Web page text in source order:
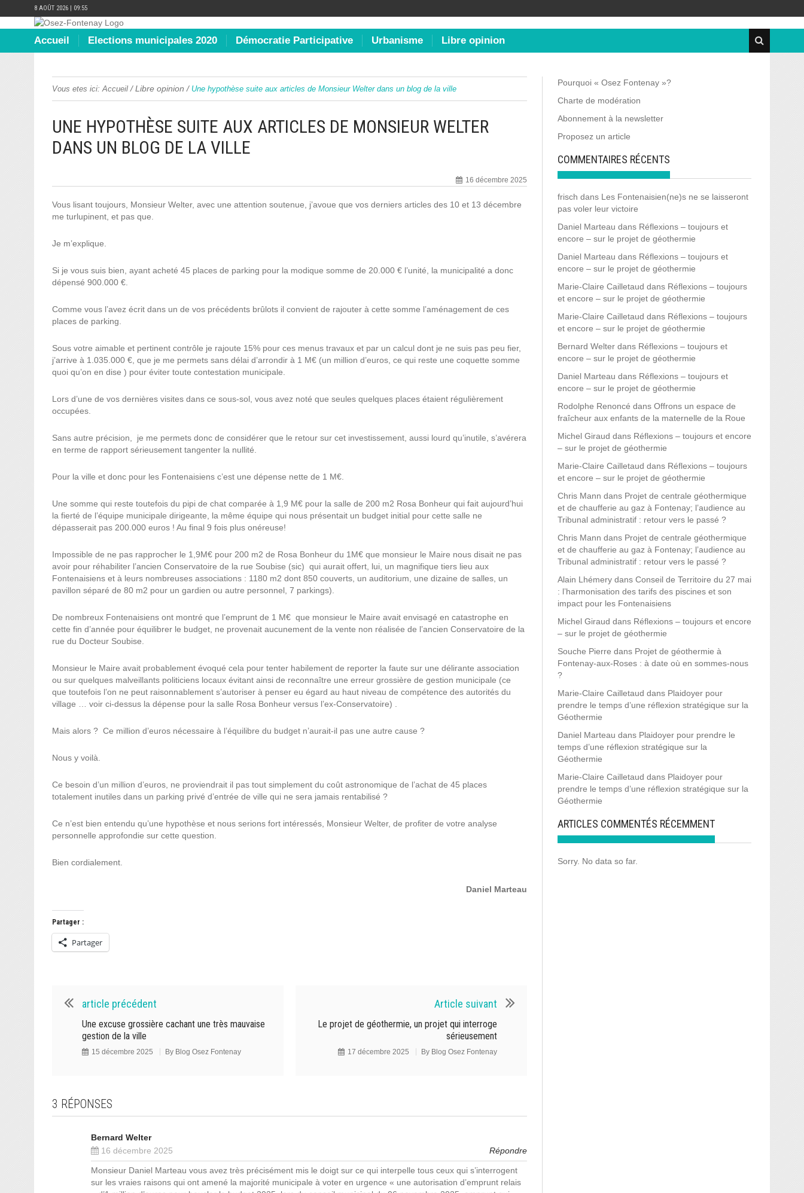
8 AOÛT 2026 | 09:55
Accueil Elections municipales 2020 Démocratie Participative Urbanisme Libre opinion
Vous etes ici: Accueil /Libre opinion / Une hypothèse suite aux articles de Monsieur Welter dans un blog de la ville
UNE HYPOTHÈSE SUITE AUX ARTICLES DE MONSIEUR WELTER
DANS UN BLOG DE LA VILLE
16 décembre 2025
Vous lisant toujours, Monsieur Welter, avec une attention soutenue, j’avoue que vos derniers articles des 10 et 13 décembre
me turlupinent, et pas que.
Je m’explique.
Si je vous suis bien, ayant acheté 45 places de parking pour la modique somme de 20.000 € l’unité, la municipalité a donc
dépensé 900.000 €.
Comme vous l’avez écrit dans un de vos précédents brûlots il convient de rajouter à cette somme l’aménagement de ces
places de parking.
Sous votre aimable et pertinent contrôle je rajoute 15% pour ces menus travaux et par un calcul dont je ne suis pas peu fier,
j’arrive à 1.035.000 €, que je me permets sans délai d’arrondir à 1 M€ (un million d’euros, ce qui reste une coquette somme
quoi qu’on en dise ) pour éviter toute contestation municipale.
Lors d’une de vos dernières visites dans ce sous-sol, vous avez noté que seules quelques places étaient régulièrement
occupées.
Sans autre précision, je me permets donc de considérer que le retour sur cet investissement, aussi lourd qu’inutile, s’avérera
en terme de rapport sérieusement tangenter la nullité.
Pour la ville et donc pour les Fontenaisiens c’est une dépense nette de 1 M€.
Une somme qui reste toutefois du pipi de chat comparée à 1,9 M€ pour la salle de 200 m2 Rosa Bonheur qui fait aujourd’hui
la fierté de l’équipe municipale dirigeante, la même équipe qui nous présentait un budget initial pour cette salle ne
dépasserait pas 200.000 euros ! Au final 9 fois plus onéreuse!
Impossible de ne pas rapprocher le 1,9M€ pour 200 m2 de Rosa Bonheur du 1M€ que monsieur le Maire nous disait ne pas
avoir pour réhabiliter l’ancien Conservatoire de la rue Soubise (sic) qui aurait offert, lui, un magnifique tiers lieu aux
Fontenaisiens et à leurs nombreuses associations : 1180 m2 dont 850 couverts, un auditorium, une dizaine de salles, un
pavillon séparé de 80 m2 pour un gardien ou autre personnel, 7 parkings).
De nombreux Fontenaisiens ont montré que l’emprunt de 1 M€ que monsieur le Maire avait envisagé en catastrophe en
cette fin d’année pour équilibrer le budget, ne provenait aucunement de la vente non réalisée de l’ancien Conservatoire de la
rue du Docteur Soubise.
Monsieur le Maire avait probablement évoqué cela pour tenter habilement de reporter la faute sur une délirante association
ou sur quelques malveillants politiciens locaux évitant ainsi de reconnaître une erreur grossière de gestion municipale (ce
que toutefois l’on ne peut raisonnablement s’autoriser à penser eu égard au haut niveau de compétence des autorités du
village … voir ci-dessus la dépense pour la salle Rosa Bonheur versus l’ex-Conservatoire) .
Mais alors ? Ce million d’euros nécessaire à l’équilibre du budget n’aurait-il pas une autre cause ?
Nous y voilà.
Ce besoin d’un million d’euros, ne proviendrait il pas tout simplement du coût astronomique de l’achat de 45 places
totalement inutiles dans un parking privé d’entrée de ville qui ne sera jamais rentabilisé ?
Ce n’est bien entendu qu’une hypothèse et nous serions fort intéressés, Monsieur Welter, de profiter de votre analyse
personnelle approfondie sur cette question.
Bien cordialement.
Daniel Marteau
Partager :
Partager
article précédent
Une excuse grossière cachant une très mauvaise
gestion de la ville
15 décembre 2025 By Blog Osez Fontenay
Article suivant
Le projet de géothermie, un projet qui interroge
sérieusement
17 décembre 2025 By Blog Osez Fontenay
3 RÉPONSES
Bernard Welter
16 décembre 2025
Répondre
Monsieur Daniel Marteau vous avez très précisément mis le doigt sur ce qui interpelle tous ceux qui s’interrogent
sur les vraies raisons qui ont amené la majorité municipale à voter en urgence « une autorisation d’emprunt relais
Pourquoi « Osez Fontenay »?
Charte de modération
Abonnement à la newsletter
Proposez un article
COMMENTAIRES RÉCENTS
frisch dans Les Fontenaisien(ne)s ne se laisseront
pas voler leur victoire
Daniel Marteau dans Réflexions – toujours et
encore – sur le projet de géothermie
Daniel Marteau dans Réflexions – toujours et
encore – sur le projet de géothermie
Marie-Claire Cailletaud dans Réflexions – toujours
et encore – sur le projet de géothermie
Marie-Claire Cailletaud dans Réflexions – toujours
et encore – sur le projet de géothermie
Bernard Welter dans Réflexions – toujours et
encore – sur le projet de géothermie
Daniel Marteau dans Réflexions – toujours et
encore – sur le projet de géothermie
Rodolphe Renoncé dans Offrons un espace de
fraîcheur aux enfants de la maternelle de la Roue
Michel Giraud dans Réflexions – toujours et encore
– sur le projet de géothermie
Marie-Claire Cailletaud dans Réflexions – toujours
et encore – sur le projet de géothermie
Chris Mann dans Projet de centrale géothermique
et de chaufferie au gaz à Fontenay; l’audience au
Tribunal administratif : retour vers le passé ?
Chris Mann dans Projet de centrale géothermique
et de chaufferie au gaz à Fontenay; l’audience au
Tribunal administratif : retour vers le passé ?
Alain Lhémery dans Conseil de Territoire du 27 mai
: l’harmonisation des tarifs des piscines et son
impact pour les Fontenaisiens
Michel Giraud dans Réflexions – toujours et encore
– sur le projet de géothermie
Souche Pierre dans Projet de géothermie à
Fontenay-aux-Roses : à date où en sommes-nous
?
Marie-Claire Cailletaud dans Plaidoyer pour
prendre le temps d’une réflexion stratégique sur la
Géothermie
Daniel Marteau dans Plaidoyer pour prendre le
temps d’une réflexion stratégique sur la
Géothermie
Marie-Claire Cailletaud dans Plaidoyer pour
prendre le temps d’une réflexion stratégique sur la
Géothermie
ARTICLES COMMENTÉS RÉCEMMENT
Sorry. No data so far.